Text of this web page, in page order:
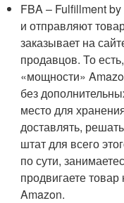
FBA – Fulfillment
и отправляют
заказывает на
продавцов. То
«мощности»
без
место для
доставлять,
штат для всего
по сути,
продвигаете
Amazon.